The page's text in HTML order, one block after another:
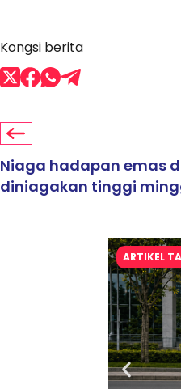
Kongsi berita
Niaga hadapan emas
diniagakan tinggi
ARTIKEL